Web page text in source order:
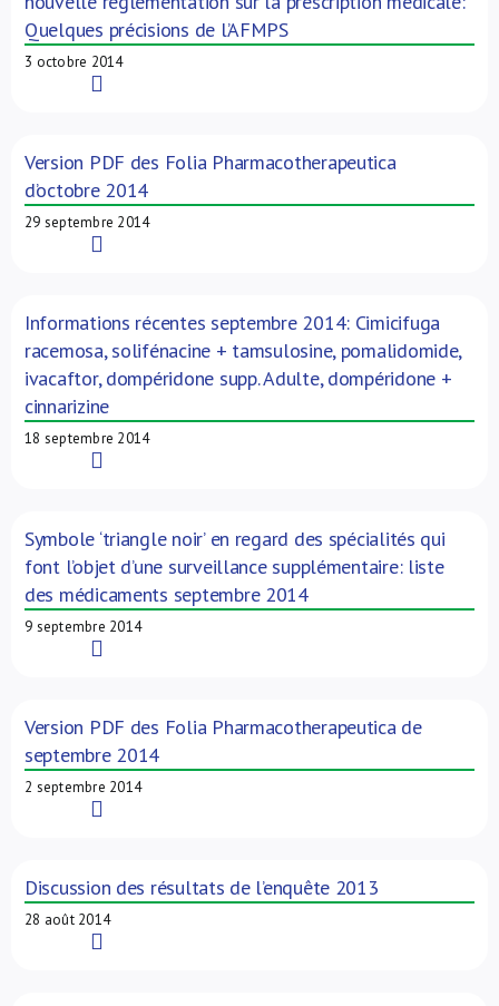
Quelques précisions de l’AFMPS
3 octobre 2014
Version PDF des Folia Pharmacotherapeutica
d’octobre 2014
29 septembre 2014
Informations récentes septembre 2014: Cimicifuga
racemosa, solifénacine + tamsulosine, pomalidomide,
ivacaftor, dompéridone supp. Adulte, dompéridone +
cinnarizine
18 septembre 2014
Symbole ‘triangle noir’ en regard des spécialités qui
font l’objet d’une surveillance supplémentaire: liste
des médicaments septembre 2014
9 septembre 2014
Version PDF des Folia Pharmacotherapeutica de
septembre 2014
2 septembre 2014
Discussion des résultats de l’enquête 2013
28 août 2014